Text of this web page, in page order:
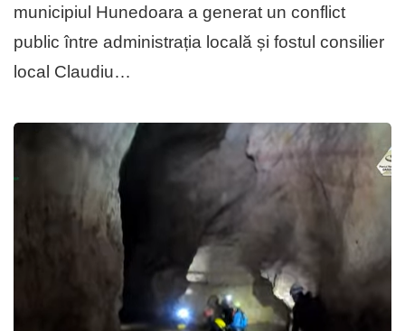
municipiul Hunedoara a generat un conflict
public între administrația locală și fostul consilier
local Claudiu…